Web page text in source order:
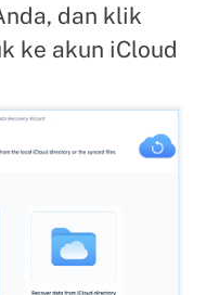
dan klik
ke akun iCloud